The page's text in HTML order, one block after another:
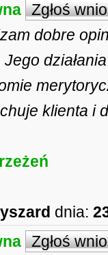
Zgłoś
dobre
klienta i
dnia:
Zgłoś